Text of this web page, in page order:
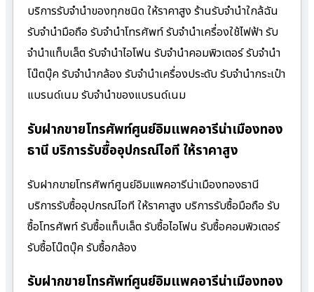
บริการรับจำนำของทุกชนิด ให้ราคาสูง ร้านรับจํานําใกล้ฉัน
รับจำนำมือถือ รับจำนำโทรศัพท์ รับจำนำเครื่องใช้ไฟฟ้า รับ
จำนำแท็บเล็ต รับจำนำไอโฟน รับจำนำคอมพิวเตอร์ รับจำนำ
โน๊ตบุ๊ค รับจำนำกล้อง รับจำนำเครื่องประดับ รับจำนำกระเป๋า
แบรนด์เนม รับจำนำของแบรนด์เนม
รับฝากขายโทรศัพท์ศูนย์อิมแพคอารีน่าเมืองทอง
ธานี บริการรับซื้ออุปกรณ์ไอที ให้ราคาสูง
รับฝากขายโทรศัพท์ศูนย์อิมแพคอารีน่าเมืองทองธานี
บริการรับซื้ออุปกรณ์ไอที ให้ราคาสูง บริการรับซื้อมือถือ รับ
ซื้อโทรศัพท์ รับซื้อแท็บเล็ต รับซื้อไอโฟน รับซื้อคอมพิวเตอร์
รับซื้อโน๊ตบุ๊ค รับซื้อกล้อง
รับฝากขายโทรศัพท์ศูนย์อิมแพคอารีน่าเมืองทอง